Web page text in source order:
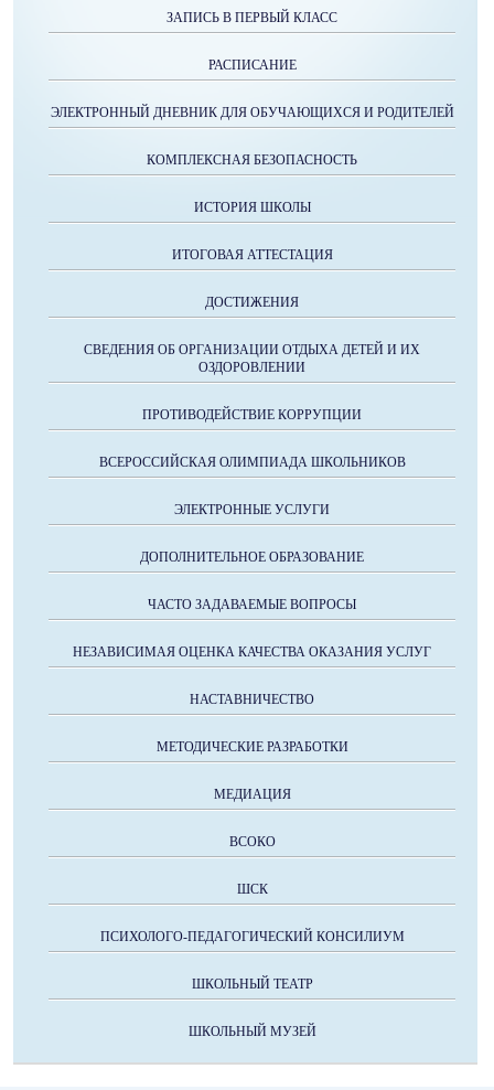
ЗАПИСЬ В ПЕРВЫЙ КЛАСС
РАСПИСАНИЕ
ЭЛЕКТРОННЫЙ ДНЕВНИК ДЛЯ ОБУЧАЮЩИХСЯ И РОДИТЕЛЕЙ
КОМПЛЕКСНАЯ БЕЗОПАСНОСТЬ
ИСТОРИЯ ШКОЛЫ
ИТОГОВАЯ АТТЕСТАЦИЯ
ДОСТИЖЕНИЯ
СВЕДЕНИЯ ОБ ОРГАНИЗАЦИИ ОТДЫХА ДЕТЕЙ И ИХ
ОЗДОРОВЛЕНИИ
ПРОТИВОДЕЙСТВИЕ КОРРУПЦИИ
ВСЕРОССИЙСКАЯ ОЛИМПИАДА ШКОЛЬНИКОВ
ЭЛЕКТРОННЫЕ УСЛУГИ
ДОПОЛНИТЕЛЬНОЕ ОБРАЗОВАНИЕ
ЧАСТО ЗАДАВАЕМЫЕ ВОПРОСЫ
НЕЗАВИСИМАЯ ОЦЕНКА КАЧЕСТВА ОКАЗАНИЯ УСЛУГ
НАСТАВНИЧЕСТВО
МЕТОДИЧЕСКИЕ РАЗРАБОТКИ
МЕДИАЦИЯ
ВСОКО
ШСК
ПСИХОЛОГО-ПЕДАГОГИЧЕСКИЙ КОНСИЛИУМ
ШКОЛЬНЫЙ ТЕАТР
ШКОЛЬНЫЙ МУЗЕЙ